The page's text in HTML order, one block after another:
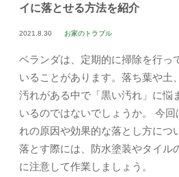
イに落とせる方法を紹介
2021.8.30 お家のトラブル
ベランダは、定期的に掃除を行っ
いることがあります。落ち葉や土
汚れがある中で「黒い汚れ」に悩
いるのではないでしょうか。 今
れの原因や効果的な落とし方につ
落とす際には、防水塗装やタイル
に注意して作業しましょう。